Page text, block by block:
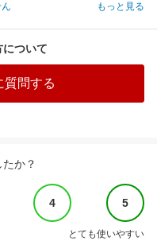
もっと見る
ついて
質問する
か？
4 5
とても使いやすい